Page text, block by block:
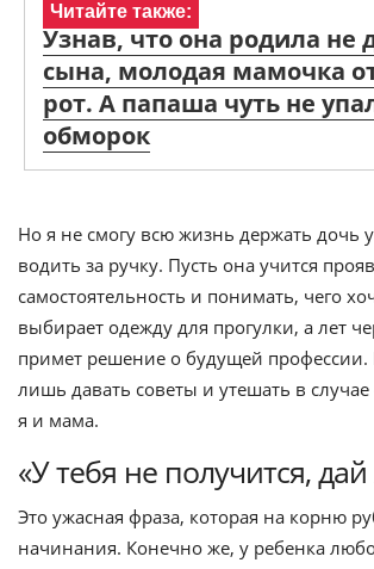
Читайте также:
Узнав, что она родила не
сына, молодая мамочка
рот. А папаша чуть не
обморок
Но я не смогу всю жизнь держать дочь
водить за ручку. Пусть она учится
самостоятельность и понимать, чего
выбирает одежду для прогулки, а лет
примет решение о будущей профессии.
лишь давать советы и утешать в
я и мама.
«У тебя не получится,
Это ужасная фраза, которая на корню
начинания. Конечно же, у ребенка